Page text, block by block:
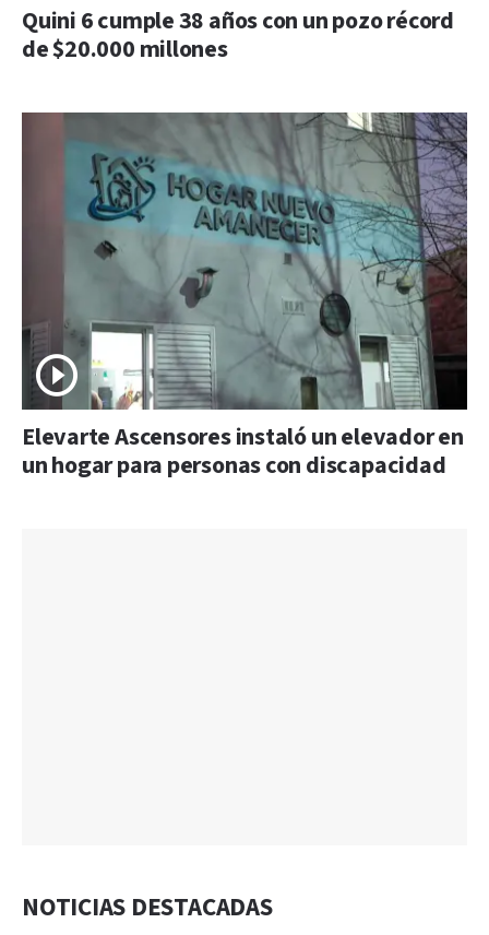
Quini 6 cumple 38 años con un pozo récord
de $20.000 millones
Elevarte Ascensores instaló un elevador en
un hogar para personas con discapacidad
NOTICIAS DESTACADAS